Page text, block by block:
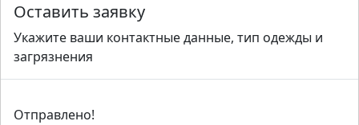
Оставить заявку
Укажите ваши контактные данные, тип одежды и
загрязнения
Отправлено!